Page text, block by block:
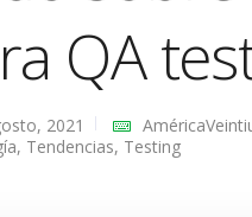
QA
2021
, Tendencias, Testing